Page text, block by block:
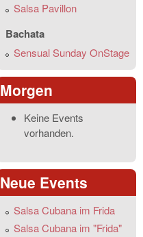
Salsa Pavillon
Bachata
Sensual Sunday OnStage
Morgen
Keine Events
vorhanden.
Neue Events
Salsa Cubana im Frida
Salsa Cubana im "Frida"